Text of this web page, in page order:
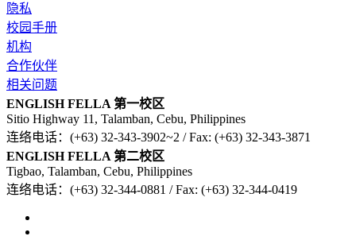
隐私
校园手册
机构
合作伙伴
相关问题
ENGLISH FELLA 第一校区
Sitio Highway 11, Talamban, Cebu, Philippines
连络电话：(+63) 32-343-3902~2 / Fax: (+63) 32-343-3871
ENGLISH FELLA 第二校区
Tigbao, Talamban, Cebu, Philippines
连络电话：(+63) 32-344-0881 / Fax: (+63) 32-344-0419